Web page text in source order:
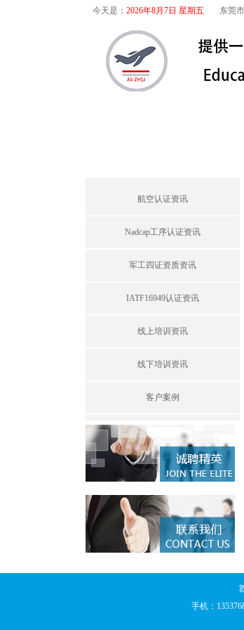
今天是： 2026年8月7日 星期五 东莞
航空认证资讯
Nadcap工序认证资讯
军工四证资质资讯
IATF16949认证资讯
线上培训资讯
线下培训资讯
客户案例
手机：